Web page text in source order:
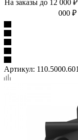
На заказы до 12 000
000 ₽
Артикул: